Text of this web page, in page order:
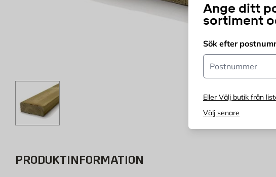
Ange ditt
sortiment
Sök efter
Postnummer
Eller Välj butik från
Välj senare
PRODUKTINFORMATION